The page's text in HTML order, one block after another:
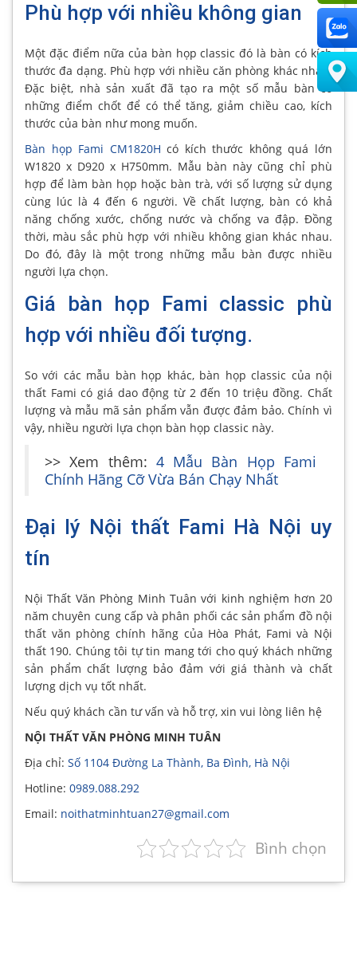
Phù hợp với nhiều không gian
Một đặc điểm nữa của bàn họp classic đó là bàn có kích
thước đa dạng. Phù hợp với nhiều căn phòng khác nhau.
Đặc biệt, nhà sản xuất đã tạo ra một số mẫu bàn có
những điểm chốt để có thể tăng, giảm chiều cao, kích
thước của bàn như mong muốn.
Bàn họp Fami CM1820H có kích thước không quá lớn
W1820 x D920 x H750mm. Mẫu bàn này cũng chỉ phù
hợp để làm bàn họp hoặc bàn trà, với số lượng sử dụng
cùng lúc là 4 đến 6 người. Về chất lượng, bàn có khả
năng chống xước, chống nước và chống va đập. Đồng
thời, màu sắc phù hợp với nhiều không gian khác nhau.
Do đó, đây là một trong những mẫu bàn được nhiều
người lựa chọn.
Giá bàn họp Fami classic phù
hợp với nhiều đối tượng.
So với các mẫu bàn họp khác, bàn họp classic của nội
thất Fami có giá dao động từ 2 đến 10 triệu đồng. Chất
lượng và mẫu mã sản phẩm vẫn được đảm bảo. Chính vì
vậy, nhiều người lựa chọn bàn họp classic này.
>> Xem thêm: 4 Mẫu Bàn Họp Fami
Chính Hãng Cỡ Vừa Bán Chạy Nhất
Đại lý Nội thất Fami Hà Nội uy
tín
Nội Thất Văn Phòng Minh Tuân với kinh nghiệm hơn 20
năm chuyên cung cấp và phân phối các sản phẩm đồ nội
thất văn phòng chính hãng của Hòa Phát, Fami và Nội
thất 190. Chúng tôi tự tin mang tới cho quý khách những
sản phẩm chất lượng bảo đảm với giá thành và chất
lượng dịch vụ tốt nhất.
Nếu quý khách cần tư vấn và hỗ trợ, xin vui lòng liên hệ
NỘI THẤT VĂN PHÒNG MINH TUÂN
Địa chỉ: Số 1104 Đường La Thành, Ba Đình, Hà Nội
Hotline: 0989.088.292
Email: noithatminhtuan27@gmail.com
Bình chọn